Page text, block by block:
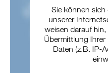
Sie können sich
unserer
weisen darauf
Übermittlung
Daten (z.B. IP-